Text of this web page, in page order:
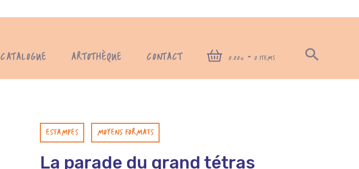
CATALOGUE ARTOTHÈQUE CONTACT 0,00€ - 0 ITEMS
ESTAMPES MOYENS FORMATS
La parade du grand tétras